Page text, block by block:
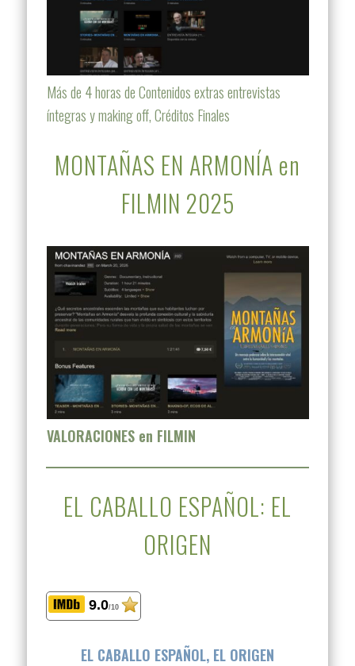
Más de 4 horas de Contenidos extras entrevistas
íntegras y making off, Créditos Finales
MONTAÑAS EN ARMONÍA en
FILMIN 2025
VALORACIONES en FILMIN
EL CABALLO ESPAÑOL: EL
ORIGEN
9.0/10
EL CABALLO ESPAÑOL, EL ORIGEN